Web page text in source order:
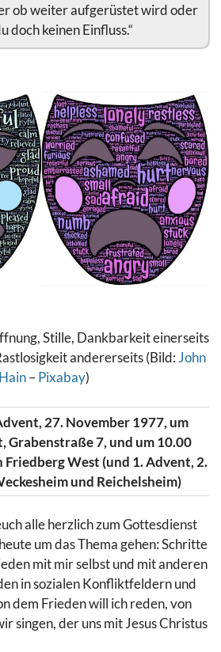
ob weiter aufgerüstet wird oder
doch keinen Einfluss.“
Stille, Dankbarkeit einerseits
andererseits (Bild: John
Hain–Pixabay)
27. November 1977, um
Grabenstraße 7, und um 10.00
West (und 1. Advent, 2.
und Reichelsheim)
alle herzlich zum Gottesdienst
um das Thema gehen: Schritte
mit mir selbst und mit anderen
in sozialen Konfliktfeldern und
dem Frieden will ich reden, von
singen, der uns mit Jesus Christus